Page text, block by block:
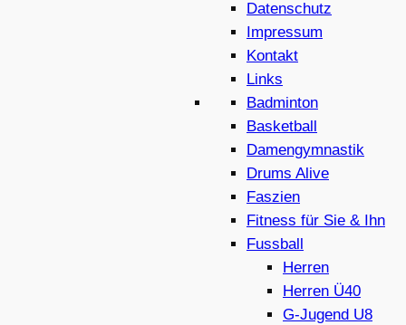
Datenschutz
Impressum
Kontakt
Links
Badminton
Basketball
Damengymnastik
Drums Alive
Faszien
Fitness für Sie & Ihn
Fussball
Herren
Herren Ü40
G-Jugend U8